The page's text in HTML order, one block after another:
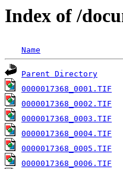
Index of /
Name
Parent Directory
0000017368_0001.TIF
0000017368_0002.TIF
0000017368_0003.TIF
0000017368_0004.TIF
0000017368_0005.TIF
0000017368_0006.TIF